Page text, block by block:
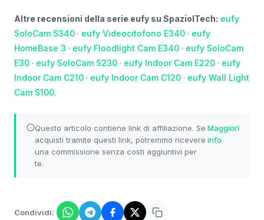
Altre recensioni della serie eufy su SpazioITech: eufy
SoloCam S340 · eufy Videocitofono E340 · eufy
HomeBase 3 · eufy Floodlight Cam E340 · eufy SoloCam
E30 · eufy SoloCam S230 · eufy Indoor Cam E220 · eufy
Indoor Cam C210 · eufy Indoor Cam C120 · eufy Wall Light
Cam S100.
Questo articolo contiene link di affiliazione. Se
acquisti tramite questi link, potremmo ricevere
una commissione senza costi aggiuntivi per
te.
Maggiori
info
Condividi: